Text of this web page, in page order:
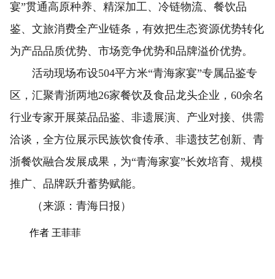
宴”贯通高原种养、精深加工、冷链物流、餐饮品
鉴、文旅消费全产业链条，有效把生态资源优势转化
为产品品质优势、市场竞争优势和品牌溢价优势。
活动现场布设504平方米“青海家宴”专属品鉴专
区，汇聚青浙两地26家餐饮及食品龙头企业，60余名
行业专家开展菜品品鉴、非遗展演、产业对接、供需
洽谈，全方位展示民族饮食传承、非遗技艺创新、青
浙餐饮融合发展成果，为“青海家宴”长效培育、规模
推广、品牌跃升蓄势赋能。
（来源：青海日报）
作者 王菲菲